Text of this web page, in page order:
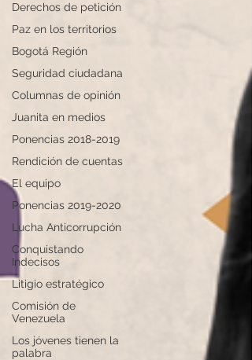
Derechos de petición
Paz en los territorios
Bogotá Región
Seguridad ciudadana
Columnas de opinión
Juanita en medios
Ponencias 2018-2019
Rendición de cuentas
El equipo
Ponencias 2019-2020
Lucha Anticorrupción
Conquistando
Indecisos
Litigio estratégico
Comisión de
Venezuela
Los jóvenes tienen la
palabra